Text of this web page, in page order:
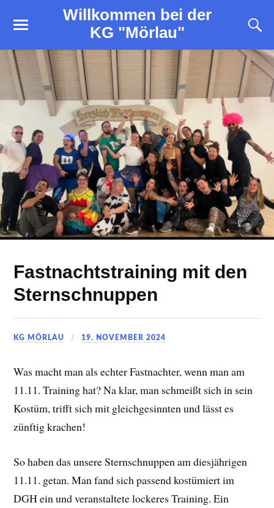
Willkommen bei der
KG "Mörlau"
Fastnachtstraining mit den
Sternschnuppen
KG MÖRLAU 19. NOVEMBER 2024
Was macht man als echter Fastnachter, wenn man am
11.11. Training hat? Na klar, man schmeißt sich in sein
Kostüm, trifft sich mit gleichgesinnten und lässt es
zünftig krachen!
So haben das unsere Sternschnuppen am diesjährigen
11.11. getan. Man fand sich passend kostümiert im
DGH ein und veranstaltete lockeres Training. Ein